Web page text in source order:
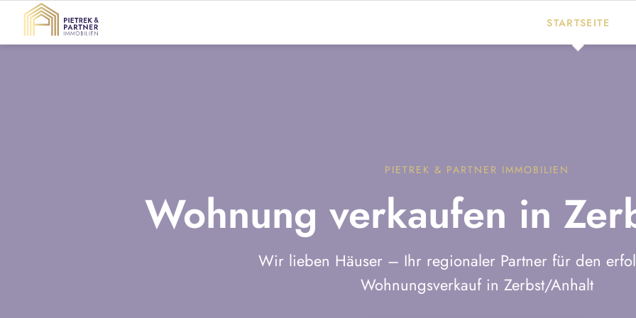
STARTSEITE
Immobilie verkaufen
Immobilie
Objekt News
PIETREK & PARTNER IMMOBILIEN
Wohnung verkaufen in
Wir lieben Häuser – Ihr regionaler Partner für den
Wohnungsverkauf in Zerbst/Anhalt